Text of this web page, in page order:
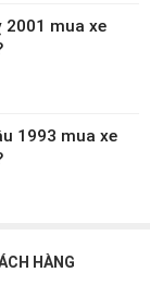
2001 mua xe
1993 mua xe
HÀNG